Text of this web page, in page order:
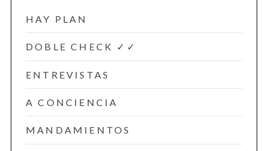
HAY PLAN
DOBLE CHECK ✓✓
ENTREVISTAS
A CONCIENCIA
MANDAMIENTOS